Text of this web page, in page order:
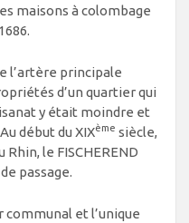
maisons à colombage
l’artère principale
d’un quartier qui
y était moindre et
début du XIXème siècle,
le FISCHEREND
passage.
et l’unique